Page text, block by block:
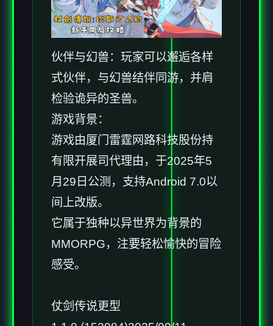
伙伴与幻兽：玩家可以邂逅各样
式伙伴，与幻兽结伴同游，并肩
检验诡异的圣兽。
游戏背景：
游戏由厦门雷霆网路科技股份持
有限开展司代理由，于2025年5
月29日公测，支持Android 7.0以
间上改版。
它属于独种以异世界为背景的
MMORPG，注要轻松愉快的冒险
感受。
仗剑传说更型